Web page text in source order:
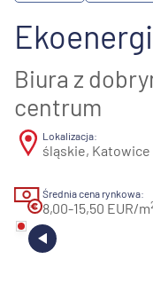
Biura z
centrum
Lokalizacja:
śląskie, Katowice
Średnia cena rynkowa:
8,00-15,50 EUR/m